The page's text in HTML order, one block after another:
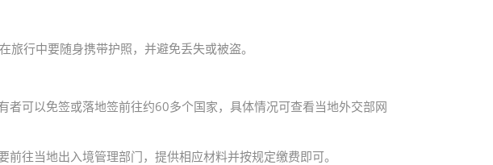
行中要随身携带护照，并避免丢失或被盗。
者可以免签或落地签前往约60多个国家，具体情况可查看当地外交部网
往当地出入境管理部门，提供相应材料并按规定缴费即可。